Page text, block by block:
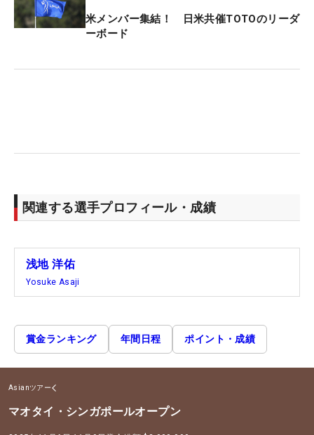
米メンバー集結！ 日米共催TOTOのリーダ
ーボード
関連する選手プロフィール・成績
浅地 洋佑
Yosuke Asaji
賞金ランキング 年間日程 ポイント・成績
Asianツアー
マオタイ・シンガポールオープン